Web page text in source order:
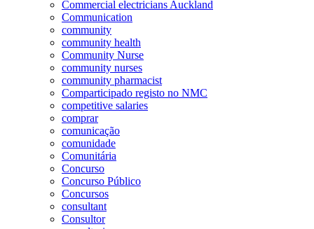
Commercial electricians Auckland
Communication
community
community health
Community Nurse
community nurses
community pharmacist
Comparticipado registo no NMC
competitive salaries
comprar
comunicação
comunidade
Comunitária
Concurso
Concurso Público
Concursos
consultant
Consultor